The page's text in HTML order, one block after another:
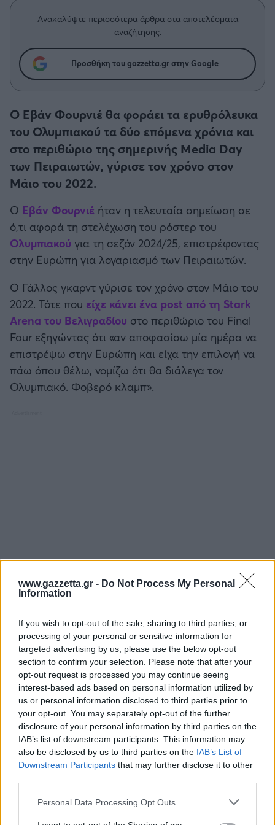
www.gazzetta.gr - Do Not Process My Personal
Information
If you wish to opt-out of the sale, sharing to third parties, or
processing of your personal or sensitive information for
targeted advertising by us, please use the below opt-out
section to confirm your selection. Please note that after your
opt-out request is processed you may continue seeing
interest-based ads based on personal information utilized by
us or personal information disclosed to third parties prior to
your opt-out. You may separately opt-out of the further
disclosure of your personal information by third parties on the
IAB’s list of downstream participants. This information may
also be disclosed by us to third parties on the IAB’s List of
Downstream Participants that may further disclose it to other
Please note that this website/app uses one or more Google
Personal Data Processing Opt Outs
Άρης
Λεβαδειακός
Βόλος
Ατρόμητος Αθηνών
Κηφισιά
Αστέρας Τρίπολης
Παναιτωλικός
Ηρακλής
Μπαρτσελόνα
Ρεάλ Μαδρίτης
Άρσεναλ
Μίλαν
Ίντερ
Μπάγερν Μονάχου
Παρί Σεν Ζερμέν
Μεγάλη μου Αγάπη
Ανακαλύψτε περισσότερα άρθρα στα αποτελέσματα
αναζήτησης.
Προσθήκη του gazzetta.gr στην Google
Ο Εβάν Φουρνιέ θα φοράει τα ερυθρόλευκα
του Ολυμπιακού τα δύο επόμενα χρόνια και
στο περιθώριο της σημερινής Media Day
των Πειραιωτών, γύρισε τον χρόνο στον
Μάιο του 2022.
Ο Εβάν Φουρνιέ ήταν η τελευταία σημείωση σε
ό,τι αφορά τη στελέχωση του ρόστερ του
Ολυμπιακού για τη σεζόν 2024/25, επιστρέφοντας
στην Ευρώπη για λογαριασμό των Πειραιωτών.
Ο Γάλλος γκαρντ γύρισε τον χρόνο στον Μάιο του
2022. Τότε που είχε κάνει ένα post από τη Stark
Arena του Βελιγραδίου στο περιθώριο του Final
Four εξηγώντας ότι «αν αποφασίσω μία ημέρα να
επιστρέψω στην Ευρώπη και είχα την επιλογή να
πάω όπου θέλω, νομίζω ότι θα διάλεγα τον
Ολυμπιακό. Φοβερό κλαμπ».
Εν τέλει, ο Φουρνιέ
φόρεσε τα ερυθρόλευκα και